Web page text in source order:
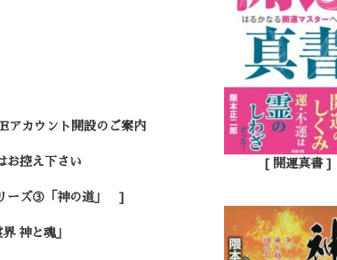
カウント開設のご案内
お控え下さい
ーズ③「神の道」 ]
神と魂」
[ 開運真書 ]